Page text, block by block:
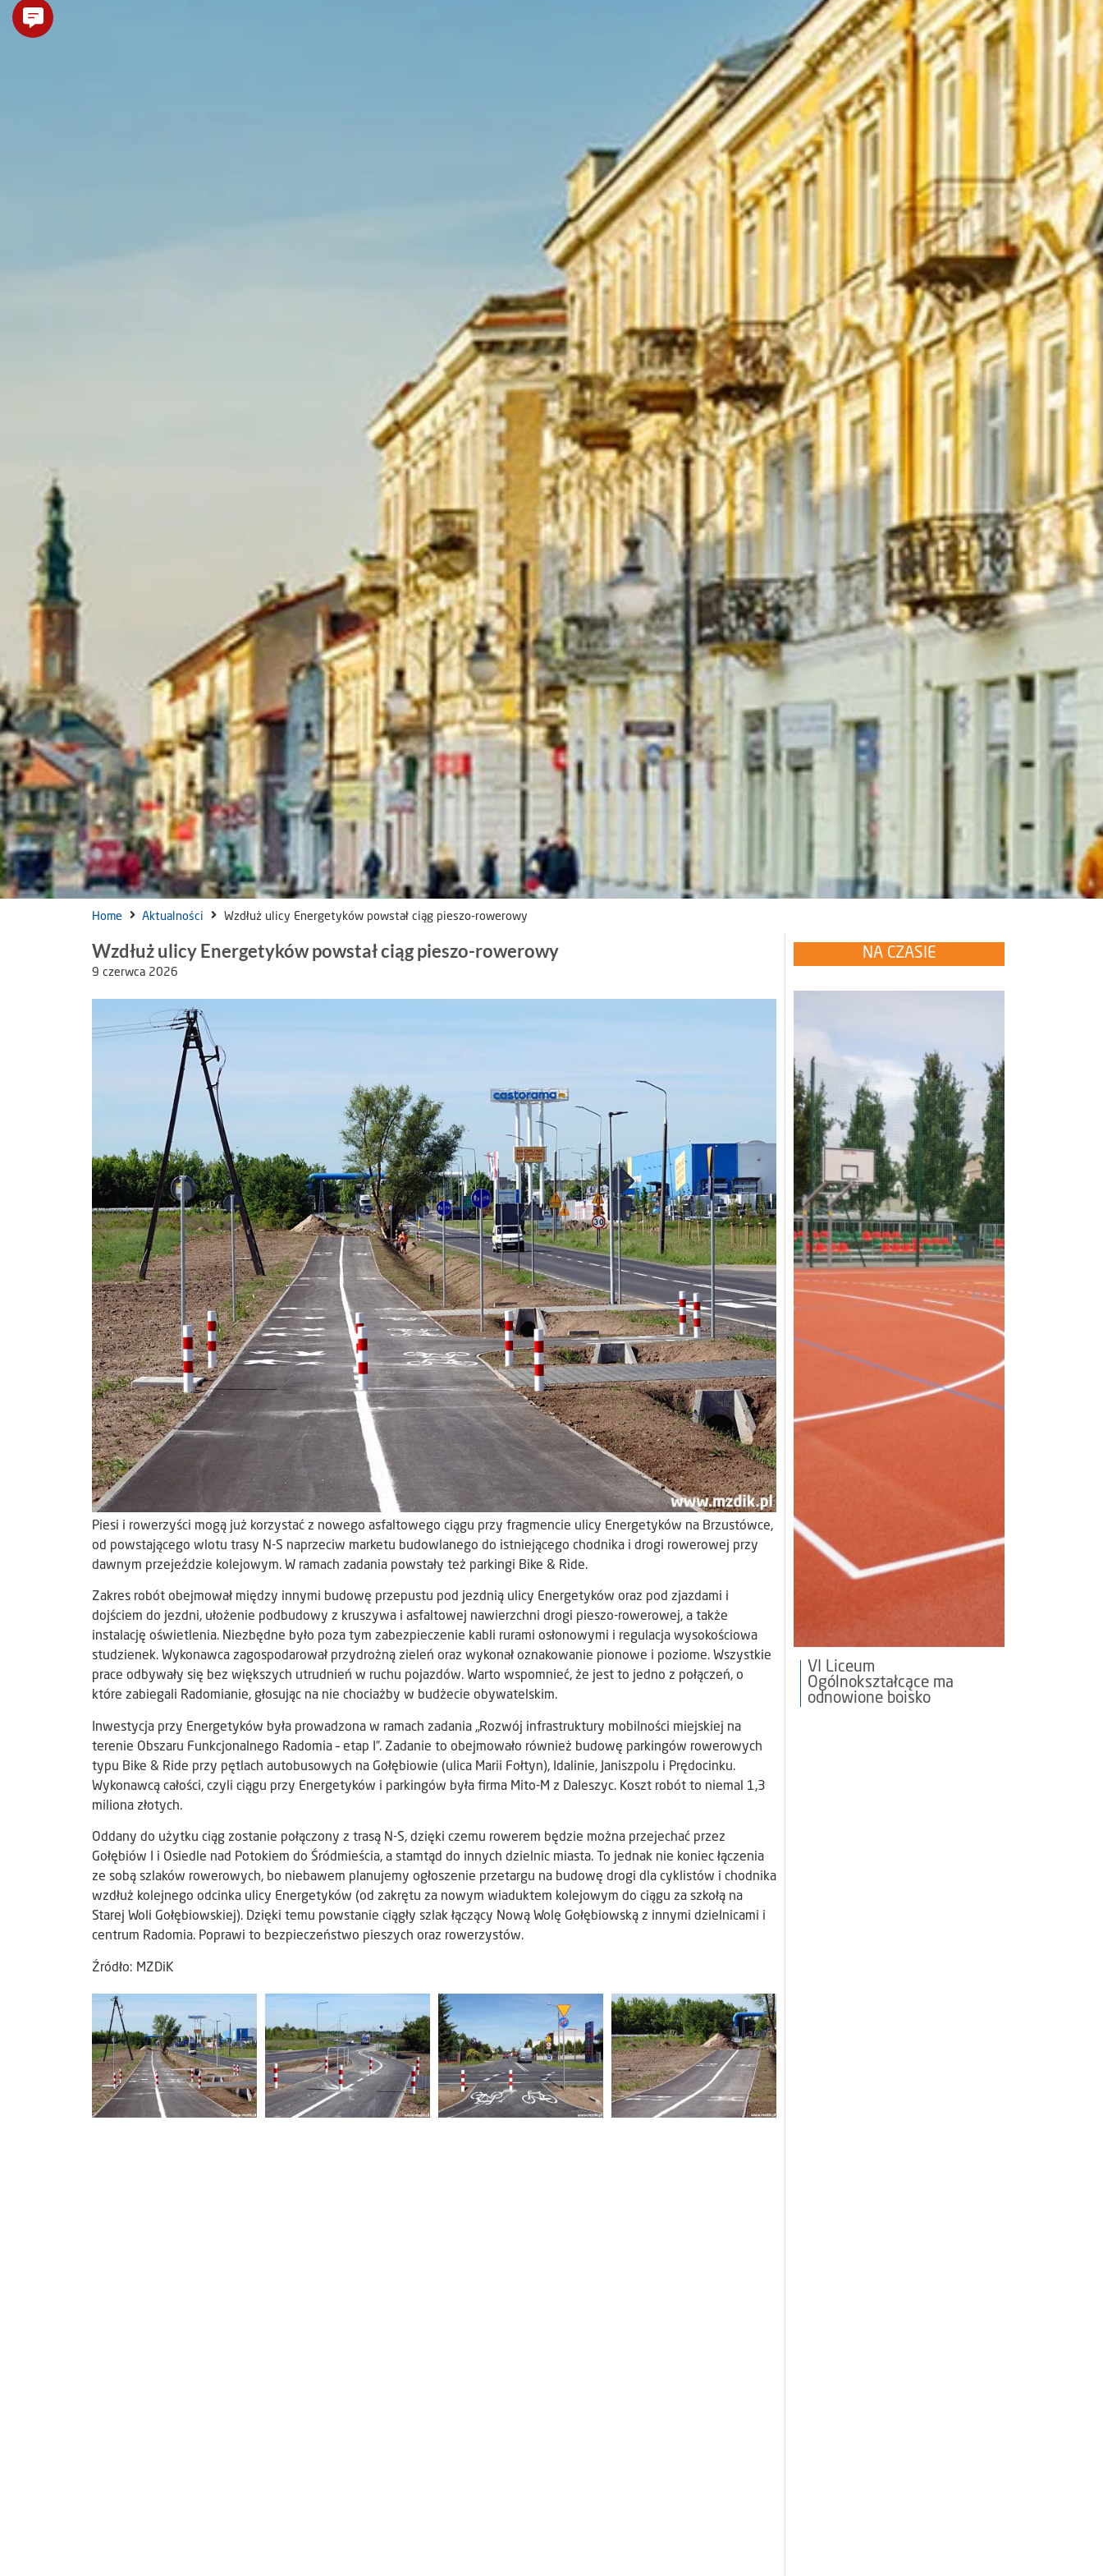
Home Aktualności Wzdłuż ulicy Energetyków powstał ciąg pieszo-rowerowy
Wzdłuż ulicy Energetyków powstał ciąg pieszo-rowerowy
9 czerwca 2026
Piesi i rowerzyści mogą już korzystać z nowego asfaltowego ciągu przy fragmencie ulicy Energetyków na Brzustówce,
od powstającego wlotu trasy N-S naprzeciw marketu budowlanego do istniejącego chodnika i drogi rowerowej przy
dawnym przejeździe kolejowym. W ramach zadania powstały też parkingi Bike & Ride.
Zakres robót obejmował między innymi budowę przepustu pod jezdnią ulicy Energetyków oraz pod zjazdami i
dojściem do jezdni, ułożenie podbudowy z kruszywa i asfaltowej nawierzchni drogi pieszo-rowerowej, a także
instalację oświetlenia. Niezbędne było poza tym zabezpieczenie kabli rurami osłonowymi i regulacja wysokościowa
studzienek. Wykonawca zagospodarował przydrożną zieleń oraz wykonał oznakowanie pionowe i poziome. Wszystkie
prace odbywały się bez większych utrudnień w ruchu pojazdów. Warto wspomnieć, że jest to jedno z połączeń, o
które zabiegali Radomianie, głosując na nie chociażby w budżecie obywatelskim.
Inwestycja przy Energetyków była prowadzona w ramach zadania „Rozwój infrastruktury mobilności miejskiej na
terenie Obszaru Funkcjonalnego Radomia – etap I”. Zadanie to obejmowało również budowę parkingów rowerowych
typu Bike & Ride przy pętlach autobusowych na Gołębiowie (ulica Marii Fołtyn), Idalinie, Janiszpolu i Prędocinku.
Wykonawcą całości, czyli ciągu przy Energetyków i parkingów była firma Mito-M z Daleszyc. Koszt robót to niemal 1,3
miliona złotych.
Oddany do użytku ciąg zostanie połączony z trasą N-S, dzięki czemu rowerem będzie można przejechać przez
Gołębiów I i Osiedle nad Potokiem do Śródmieścia, a stamtąd do innych dzielnic miasta. To jednak nie koniec łączenia
ze sobą szlaków rowerowych, bo niebawem planujemy ogłoszenie przetargu na budowę drogi dla cyklistów i chodnika
wzdłuż kolejnego odcinka ulicy Energetyków (od zakrętu za nowym wiaduktem kolejowym do ciągu za szkołą na
Starej Woli Gołębiowskiej). Dzięki temu powstanie ciągły szlak łączący Nową Wolę Gołębiowską z innymi dzielnicami i
centrum Radomia. Poprawi to bezpieczeństwo pieszych oraz rowerzystów.
Źródło: MZDiK
NA CZASIE
VI Liceum
Ogólnokształcące ma
odnowione boisko